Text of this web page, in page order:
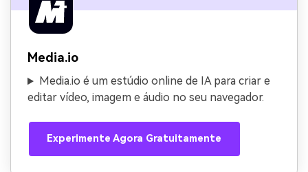
Media.io
Media.io é um estúdio online de IA para criar e
editar vídeo, imagem e áudio no seu navegador.
Experimente Agora Gratuitamente